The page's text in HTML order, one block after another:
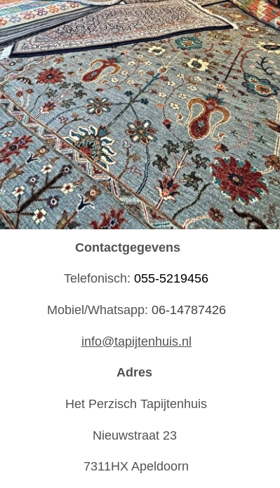
Contactgegevens
Telefonisch:055-5219456
Mobiel/Whatsapp: 06-14787426
info@tapijtenhuis.nl
Adres
Het Perzisch Tapijtenhuis
Nieuwstraat 23
7311HX Apeldoorn